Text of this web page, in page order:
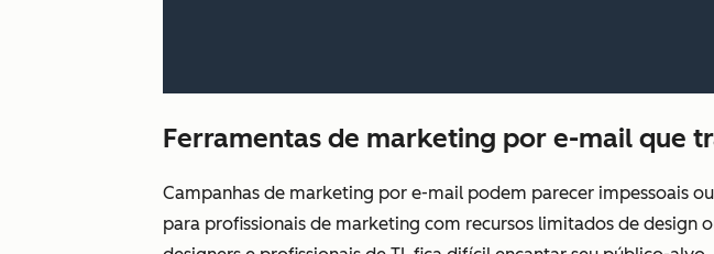
Ferramentas de marketing por e-mail que
Campanhas de marketing por e-mail podem parecer impessoais
para profissionais de marketing com recursos limitados de design